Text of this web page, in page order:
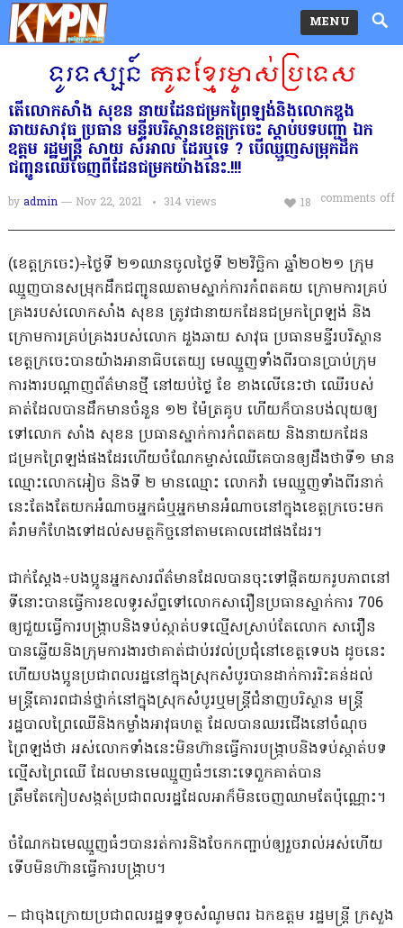
MENU
តើលោកសាំង សុខន នាយដែនជម្រកព្រៃឡង់និងលោកឌួង
ឆាយសាវុធ ប្រធាន មន្ទីរបរិស្ថានខេត្តក្រចេះ ស្ដាប់បទបញ្ជា ឯក
ឧត្តម រដ្ឋមន្ត្រី សាយ សំអាល ដែរឬទេ ? បើឈ្មួញសម្រុកដឹក
ជញ្ជូនឈើចេញពីដែនជម្រកយ៉ាងនេះ.!!!
by admin — Nov 22, 2021 314 views comments off
18
(ខេត្តក្រចេះ)÷ថ្ងៃទី ២១ឈានចូលថ្ងៃទី ២២វិច្ឆិកា ឆ្នាំ២០២១ ក្រុម
ឈ្មួញបានសម្រុកដឹកជញ្ជូនឈតាមស្នាក់ការកំពតគយ ក្រោមការគ្រប់
គ្រងរបស់លោកសាំង សុខន ត្រូវជានាយកដែនជម្រកព្រៃឡង់ និង
ក្រោមការគ្រប់គ្រងរបស់លោក ដួងឆាយ សាវុធ ប្រធានមន្ទីរបរិស្ថាន
ខេត្តក្រចេះបានយ៉ាងអានាធិបតេយ្យ មេឈ្មួញទាំងពីរបានប្រាប់ក្រុម
ការងារបណ្ដាញព័ត៌មានថ្មី នៅយប់ថ្ងៃ ខែ ខាងលើនេះថា ឈើរបស់
គាត់ដែលបានដឹកមានចំនួន ១២ ម៉ែត្រគូប ហើយក៏បានបង់លុយឲ្យ
ទៅលោក សាំង សុខន ប្រធានស្នាក់ការកំពតគយ និងនាយកដែន
ជម្រកព្រៃឡង់ផងដែរហើយចំណែកម្ចាស់ឈើគេបានឲ្យដឹងថាទី១ មាន
ឈ្មោះលោកអៀច និងទី ២ មានឈ្មោះ លោកវ៉ា មេឈ្មួញទាំងពីរនាក់
នេះតែងតែយកអំណាចអ្នកធំឬអ្នកមានអំណាចនៅក្នុងខេត្តក្រចេះមក
គំរាមកំហែងទៅដល់សមត្ថកិច្ចនៅតាមគោលដៅផងដែរ។
ជាក់ស្ដែង÷បងប្អូនអ្នកសារព័ត៌មានដែលបានចុះទៅផ្ដិតយករូបភាពនៅ
ទីនោះបានធ្វើការខលទូរស័ព្ទទៅលោកសារឿនប្រធានស្នាក់ការ 706
ឲ្យជួយធ្វើការបង្ក្រាបនិងទប់ស្កាត់បទល្មើសស្រាប់តែលោក សារឿន
បានឆ្លើយនិងក្រុមការងារថាគាត់ជាប់រវល់ប្រជុំនៅខេត្តទេបង ដូចនេះ
ហើយបងប្អូនប្រជាពលរដ្ឋនៅក្នុងស្រុកសំបូរបានដាក់ការរិះគន់ដល់
មន្ត្រីគោរពជាន់ថ្នាក់នៅក្នុងស្រុកសំបូរឬមន្ត្រីជំនាញបរិស្ថាន មន្រ្តី
រដ្ឋបាលព្រៃឈើនិងកម្លាំងអាវុធហត្ថ ដែលបានឈរជើងនៅចំណុច
ព្រៃឡង់ថា អស់លោកទាំងនេះមិនហ៊ានធ្វើការបង្ក្រាបនិងទប់ស្កាត់បទ
ល្មើសព្រៃឈើ ដែលមានមេឈ្មួញធំៗនោះទេពួកគាត់បាន
ត្រឹមតែកៀបសង្កត់ប្រជាពលរដ្ឋដែលអាក៏មិនចេញឈាមតែប៉ុណ្ណោះ។
ចំណែកឯមេឈ្មួញធំៗបានរត់ការនិងចែកកញ្ជាប់ឲ្យរួចរាល់អស់ហើយ
ទើបមិនហ៊ានធ្វើការបង្ក្រាប។
– ជាចុងក្រោយប្រជាពលរដ្ឋទទូចសំណូមពរ ឯកឧត្តម រដ្ឋមន្ត្រី ក្រសួង